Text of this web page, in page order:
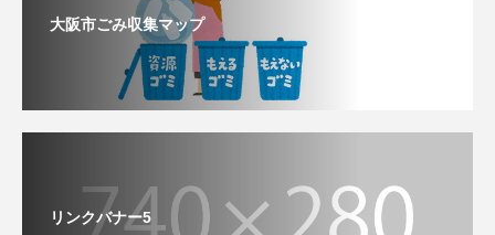
大阪市ごみ収集マップ
リンクバナー5